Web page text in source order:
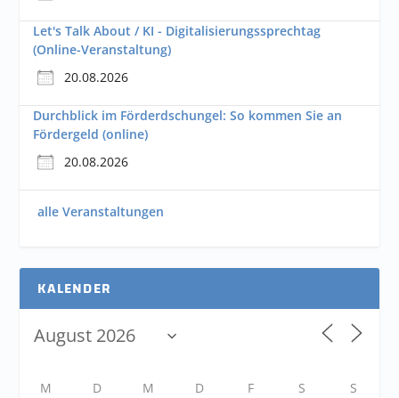
Let's Talk About / KI - Digitalisierungssprechtag
(Online-Veranstaltung)
20.08.2026
Durchblick im Förderdschungel: So kommen Sie an
Fördergeld (online)
20.08.2026
alle Veranstaltungen
KALENDER
M D M D F S S